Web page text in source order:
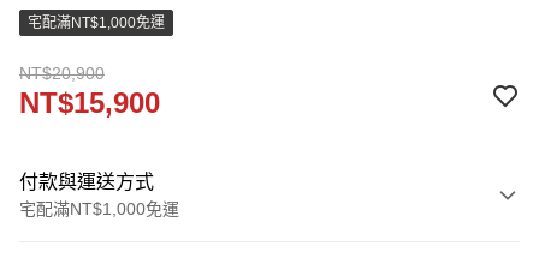
宅配滿NT$1,000免運
NT$20,900
NT$15,900
付款與運送方式
宅配滿NT$1,000免運